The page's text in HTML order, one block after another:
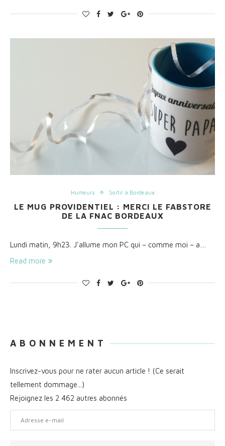
Humeurs Sortir à Bordeaux
LE MUG PROVIDENTIEL : MERCI LE FABSTORE
DE LA FNAC BORDEAUX
Lundi matin, 9h23. J’allume mon PC qui – comme moi – a…
Read more
A B O N N E M E N T
Inscrivez-vous pour ne rater aucun article ! (Ce serait
tellement dommage...)
Rejoignez les 2 462 autres abonnés
e-